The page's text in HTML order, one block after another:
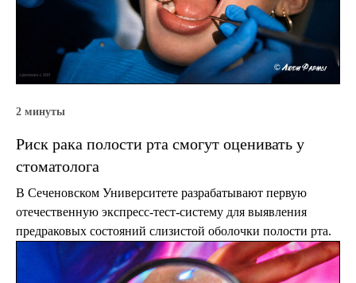
2 минуты
Риск рака полости рта смогут оценивать у
стоматолога
В Сеченовском Университете разрабатывают первую
отечественную экспресс-тест-систему для выявления
предраковых состояний слизистой оболочки полости рта.